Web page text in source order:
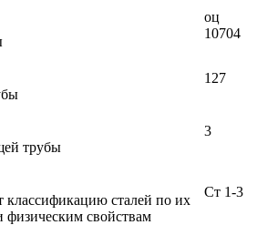
оц
10704
127
трубы
3
классификацию сталей по их
физическим свойствам
Ст 1-3